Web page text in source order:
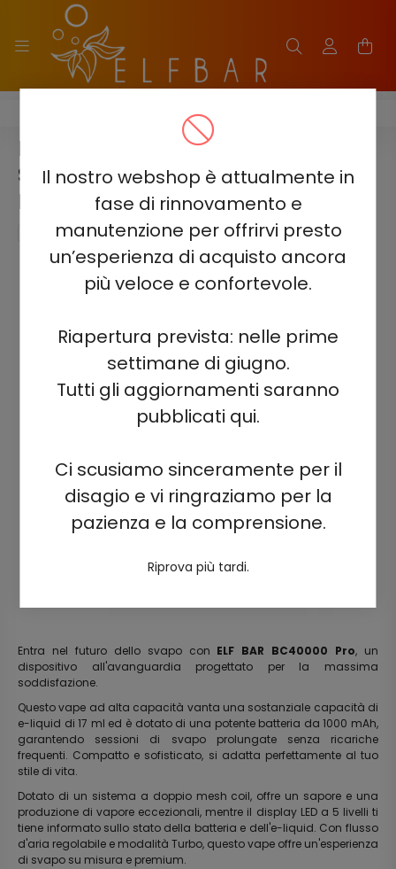
Il nostro webshop è attualmente in
fase di rinnovamento e
manutenzione per offrirvi presto
un’esperienza di acquisto ancora
più veloce e confortevole.
Riapertura prevista: nelle prime
settimane di giugno.
Tutti gli aggiornamenti saranno
pubblicati qui.
Ci scusiamo sinceramente per il
disagio e vi ringraziamo per la
pazienza e la comprensione.
Riprova più tardi.
ELF BAR BC40000 PRO
ELF BAR BC40000 PRO -
STRAWBERRY KIWI 5% -
RECHARGEABLE
Entra nel futuro dello svapo con ELF BAR BC40000 Pro, un
dispositivo all'avanguardia progettato per la massima
soddisfazione.
Questo vape ad alta capacità vanta una sostanziale capacità di
e-liquid di 17 ml ed è dotato di una potente batteria da 1000 mAh,
garantendo sessioni di svapo prolungate senza ricariche
frequenti. Compatto e sofisticato, si adatta perfettamente al tuo
stile di vita.
Dotato di un sistema a doppio mesh coil, offre un sapore e una
produzione di vapore eccezionali, mentre il display LED a 5 livelli ti
tiene informato sullo stato della batteria e dell'e-liquid. Con flusso
d'aria regolabile e modalità Turbo, questo vape offre un'esperienza
di svapo su misura e premium.